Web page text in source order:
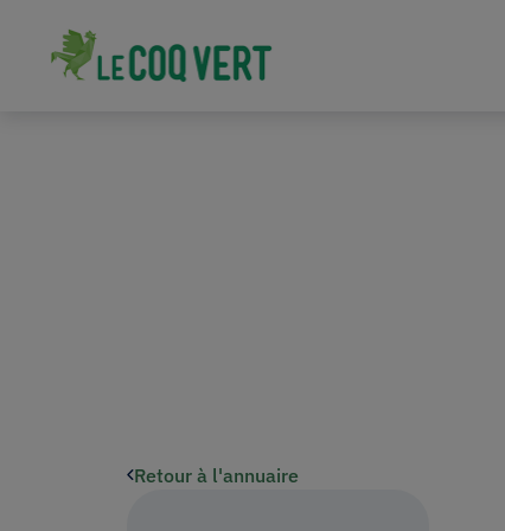
Retour à l'annuaire